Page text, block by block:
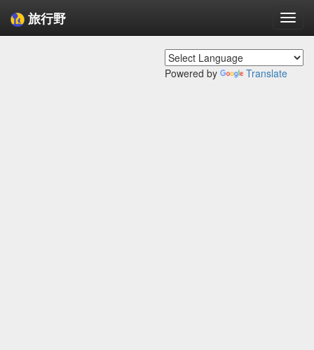
旅行野
Powered by Translate